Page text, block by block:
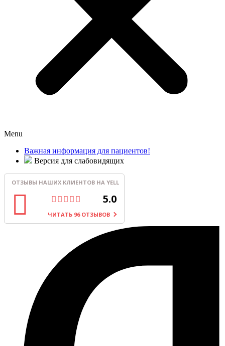
Menu
Важная информация для пациентов!
Версия для слабовидящих
ОТЗЫВЫ НАШИХ КЛИЕНТОВ НА YELL
5.0
ЧИТАТЬ 96 ОТЗЫВОВ